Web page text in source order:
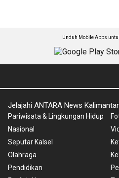
Unduh Mobile Apps
Jelajahi ANTARA News
Pariwisata & Lingkungan Hidup
Nasional
Seputar Kalsel
Olahraga
Pendidikan